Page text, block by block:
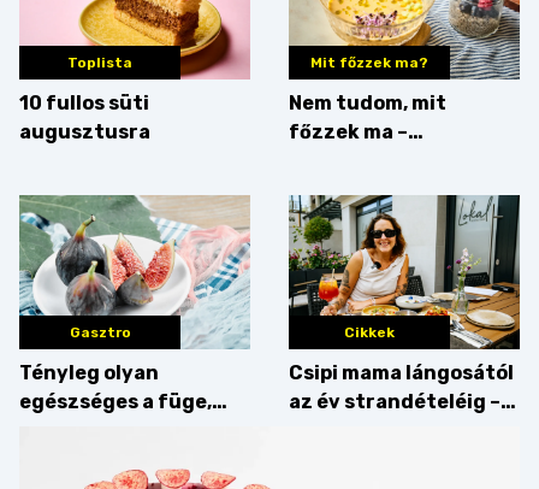
Toplista
10 fullos süti
augusztusra
Mit főzzek ma?
Nem tudom, mit
főzzek ma –
Gasztro
Tényleg olyan
egészséges a füge,
Cikkek
Csipi mama lángosától
az év strandételéig –